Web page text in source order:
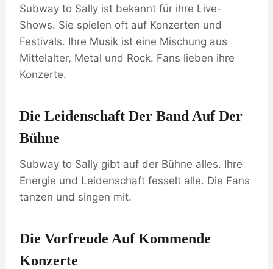
Subway to Sally ist bekannt für ihre Live-
Shows. Sie spielen oft auf Konzerten und
Festivals. Ihre Musik ist eine Mischung aus
Mittelalter, Metal und Rock. Fans lieben ihre
Konzerte.
Die Leidenschaft Der Band Auf Der
Bühne
Subway to Sally gibt auf der Bühne alles. Ihre
Energie und Leidenschaft fesselt alle. Die Fans
tanzen und singen mit.
Die Vorfreude Auf Kommende
Konzerte